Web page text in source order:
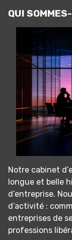
QUI
Notre cabinet
longue et belle
d’entreprise.
d’activité :
entreprises de
professions